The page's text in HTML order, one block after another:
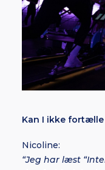
Kan I ikke
Nicoline:
“Jeg har læst